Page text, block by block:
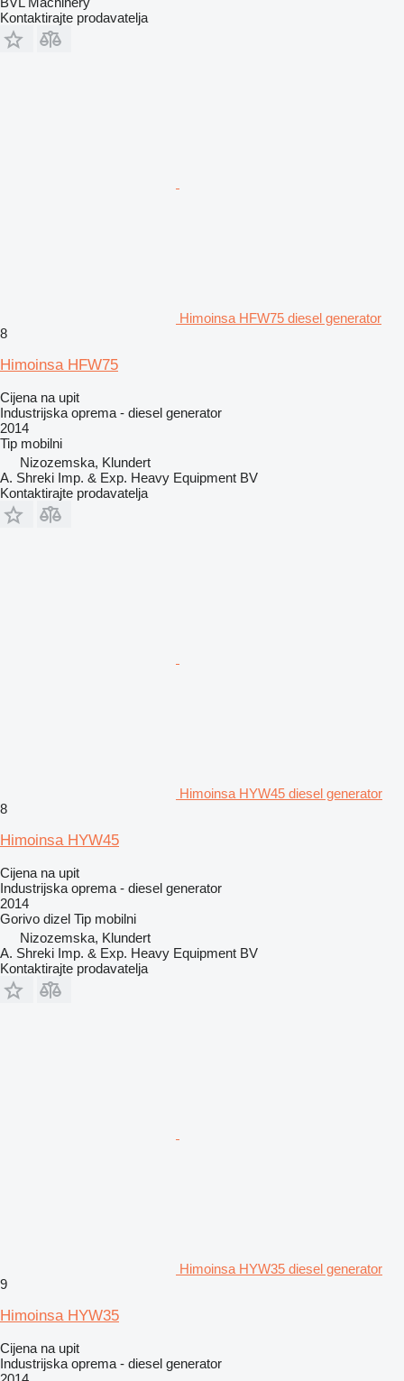
Kontaktirajte prodavatelja
Himoinsa HFW75 diesel generator
8
Himoinsa HFW75
Cijena na upit
Industrijska oprema - diesel generator
2014
Tip mobilni
Nizozemska, Klundert
A. Shreki Imp. & Exp. Heavy Equipment BV
Kontaktirajte prodavatelja
Himoinsa HYW45 diesel generator
8
Himoinsa HYW45
Cijena na upit
Industrijska oprema - diesel generator
2014
Gorivo dizel Tip mobilni
Nizozemska, Klundert
A. Shreki Imp. & Exp. Heavy Equipment BV
Kontaktirajte prodavatelja
Himoinsa HYW35 diesel generator
9
Himoinsa HYW35
Cijena na upit
Industrijska oprema - diesel generator